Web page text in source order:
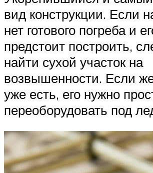
вид конструкции. Если
нет готового погреба и
предстоит построить,
найти сухой участок на
возвышенности. Если
уже есть, его нужно
переоборудовать под